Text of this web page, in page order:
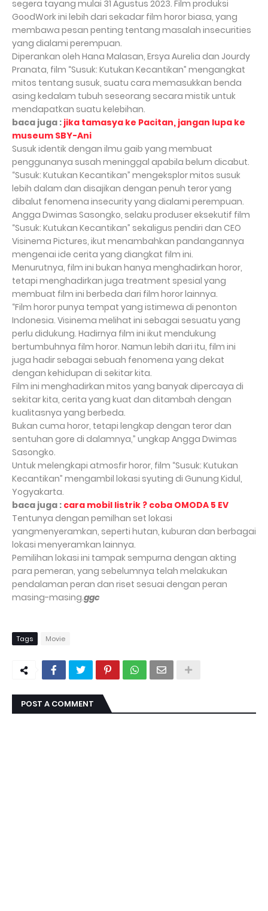
segera tayang mulai 31 Agustus 2023. Film produksi
GoodWork ini lebih dari sekadar film horor biasa, yang
membawa pesan penting tentang masalah insecurities
yang dialami perempuan.
Diperankan oleh Hana Malasan, Ersya Aurelia dan Jourdy
Pranata, film “Susuk: Kutukan Kecantikan” mengangkat
mitos tentang susuk, suatu cara memasukkan benda
asing kedalam tubuh seseorang secara mistik untuk
mendapatkan suatu kelebihan.
baca juga : jika tamasya ke Pacitan, jangan lupa ke
museum SBY-Ani
Susuk identik dengan ilmu gaib yang membuat
penggunanya susah meninggal apabila belum dicabut.
“Susuk: Kutukan Kecantikan” mengeksplor mitos susuk
lebih dalam dan disajikan dengan penuh teror yang
dibalut fenomena insecurity yang dialami perempuan.
Angga Dwimas Sasongko, selaku produser eksekutif film
“Susuk: Kutukan Kecantikan” sekaligus pendiri dan CEO
Visinema Pictures, ikut menambahkan pandangannya
mengenai ide cerita yang diangkat film ini.
Menurutnya, film ini bukan hanya menghadirkan horor,
tetapi menghadirkan juga treatment spesial yang
membuat film ini berbeda dari film horor lainnya.
“Film horor punya tempat yang istimewa di penonton
Indonesia. Visinema melihat ini sebagai sesuatu yang
perlu didukung. Hadirnya film ini ikut mendukung
bertumbuhnya film horor. Namun lebih dari itu, film ini
juga hadir sebagai sebuah fenomena yang dekat
dengan kehidupan di sekitar kita.
Film ini menghadirkan mitos yang banyak dipercaya di
sekitar kita, cerita yang kuat dan ditambah dengan
kualitasnya yang berbeda.
Bukan cuma horor, tetapi lengkap dengan teror dan
sentuhan gore di dalamnya,” ungkap Angga Dwimas
Sasongko.
Untuk melengkapi atmosfir horor, film “Susuk: Kutukan
Kecantikan” mengambil lokasi syuting di Gunung Kidul,
Yogyakarta.
baca juga : cara mobil listrik ? coba OMODA 5 EV
Tentunya dengan pemilhan set lokasi
yangmenyeramkan, seperti hutan, kuburan dan berbagai
lokasi menyeramkan lainnya.
Pemilihan lokasi ini tampak sempurna dengan akting
para pemeran, yang sebelumnya telah melakukan
pendalaman peran dan riset sesuai dengan peran
masing-masing.ggc
Tags Movie
POST A COMMENT